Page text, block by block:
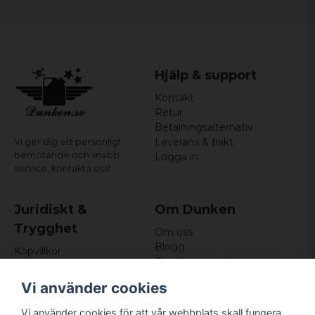
Vi ger dig ett personligt
bemötande och snabb
service, kontakta oss!
Hjälp & support
Kontakt
Retur
Betalningsalternativ
Leverans & frakt
Logga in
Juridiskt &
Trygghet
Köpvillkor
Om cookies
Om Dunken
Om oss
Blogg
Omdömen och
Nyhetsbrev
Kundklubb
Vi använder cookies
Vi använder cookies för att vår webbplats skall fungera